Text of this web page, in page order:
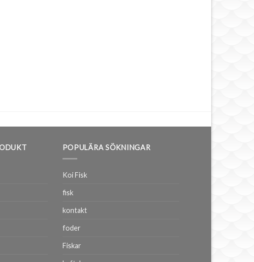
POPULÄRA SÖKNINGAR
Koi Fisk
fisk
kontakt
foder
Fiskar